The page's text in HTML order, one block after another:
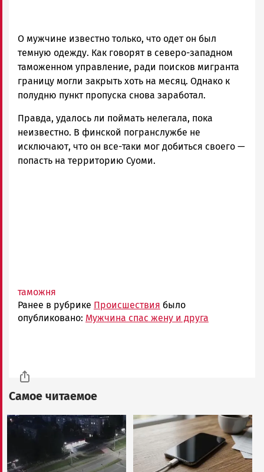
О мужчине известно только, что одет он был
темную одежду. Как говорят в северо-западном
таможенном управление, ради поисков мигранта
границу могли закрыть хоть на месяц. Однако к
полудню пункт пропуска снова заработал.
Правда, удалось ли поймать нелегала, пока
неизвестно. В финской погранслужбе не
исключают, что он все-таки мог добиться своего —
попасть на территорию Суоми.
таможня
Ранее в рубрике Происшествия было
опубликовано: Мужчина спас жену и друга
Самое читаемое
Image Image